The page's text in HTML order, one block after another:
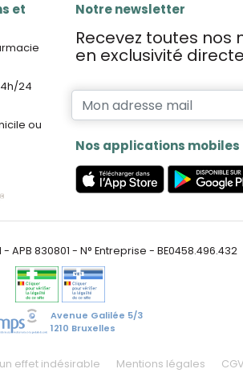
et
24
ou
Notre newsletter
Recevez toutes
en exclusivité
Nos applications mobiles
APB 830801 - N° Entreprise - BE0458.496.432
Avenue Galilée 5/3
1210 Bruxelles
effet indésirable Mentions légales